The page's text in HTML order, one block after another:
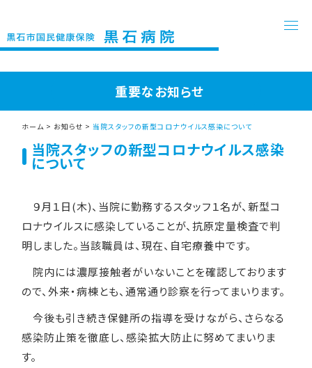
重要なお知らせ
ホーム > お知らせ >当院スタッフの新型コロナウイルス感染について
当院スタッフの新型コロナウイルス感染
について
９月１日(木)、当院に勤務するスタッフ１名が、新型コ
ロナウイルスに感染していることが、抗原定量検査で判
明しました。当該職員は、現在、自宅療養中です。
院内には濃厚接触者がいないことを確認しております
ので、外来・病棟とも、通常通り診察を行ってまいります。
今後も引き続き保健所の指導を受けながら、さらなる
感染防止策を徹底し、感染拡大防止に努めてまいりま
す。